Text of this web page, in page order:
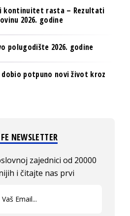
i kontinuitet rasta – Rezultati
2026. godine
polugodište 2026. godine
dobio potpuno novi život kroz
NEWSLETTER
zajednici od 20000
i čitajte nas prvi